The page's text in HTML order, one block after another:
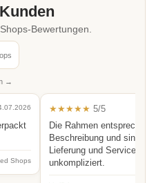
Bewertungen.
→
Shops
★★★★★ 5/5
Die Rahmen entsprechen
Beschreibung und sind
Lieferung und Service
unkompliziert.